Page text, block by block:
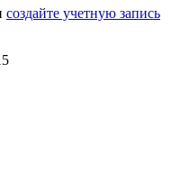
создайте учетную запись